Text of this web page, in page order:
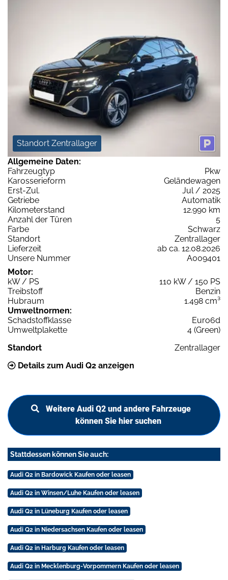
Standort Zentrallager
Allgemeine Daten:
Fahrzeugtyp
Pkw
Karosserieform
Geländewagen
Erst-Zul.
Jul / 2025
Getriebe
Automatik
Kilometerstand
12.990 km
Anzahl der Türen
5
Farbe
Schwarz
Standort
Zentrallager
Lieferzeit
ab ca. 12.08.2026
Unsere Nummer
A009401
Motor:
kW / PS
110 kW / 150 PS
Treibstoff
Benzin
Hubraum
1.498 cm³
Umweltnormen:
Schadstoffklasse
Euro6d
Umweltplakette
4 (Green)
Standort
Zentrallager
Details zum Audi Q2 anzeigen
Weitere Audi Q2 und andere Fahrzeuge
können Sie hier suchen
Stattdessen können Sie auch:
Audi Q2 in Bardowick Kaufen oder leasen
Audi Q2 in Winsen/Luhe Kaufen oder leasen
Audi Q2 in Lüneburg Kaufen oder leasen
Audi Q2 in Niedersachsen Kaufen oder leasen
Audi Q2 in Harburg Kaufen oder leasen
Audi Q2 in Mecklenburg-Vorpommern Kaufen oder leasen